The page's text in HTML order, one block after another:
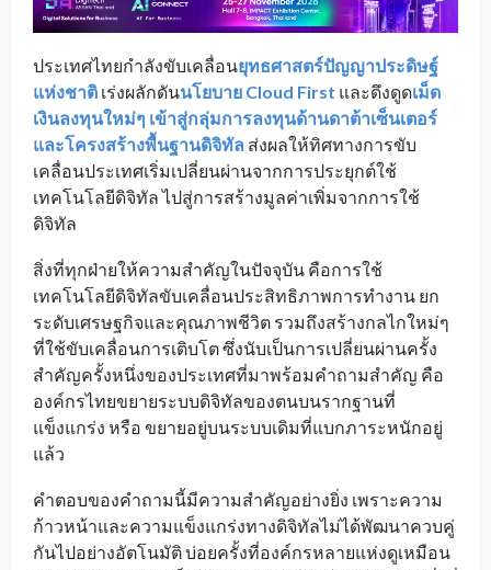
ประเทศไทยกำลังขับเคลื่อนยุทธศาสตร์ปัญญาประดิษฐ์
แห่งชาติ เร่งผลักดันนโยบาย Cloud First และดึงดูดเม็ด
เงินลงทุนใหม่ๆ เข้าสู่กลุ่มการลงทุนด้านดาต้าเซ็นเตอร์
และโครงสร้างพื้นฐานดิจิทัล ส่งผลให้ทิศทางการขับ
เคลื่อนประเทศเริ่มเปลี่ยนผ่านจากการประยุกต์ใช้
เทคโนโลยีดิจิทัล ไปสู่การสร้างมูลค่าเพิ่มจากการใช้
ดิจิทัล
สิ่งที่ทุกฝ่ายให้ความสำคัญในปัจจุบัน คือการใช้
เทคโนโลยีดิจิทัลขับเคลื่อนประสิทธิภาพการทำงาน ยก
ระดับเศรษฐกิจและคุณภาพชีวิต รวมถึงสร้างกลไกใหม่ๆ
ที่ใช้ขับเคลื่อนการเติบโต ซึ่งนับเป็นการเปลี่ยนผ่านครั้ง
สำคัญครั้งหนึ่งของประเทศที่มาพร้อมคำถามสำคัญ คือ
องค์กรไทยขยายระบบดิจิทัลของตนบนรากฐานที่
แข็งแกร่ง หรือ ขยายอยู่บนระบบเดิมที่แบกภาระหนักอยู่
แล้ว
คำตอบของคำถามนี้มีความสำคัญอย่างยิ่ง เพราะความ
ก้าวหน้าและความแข็งแกร่งทางดิจิทัลไม่ได้พัฒนาควบคู่
กันไปอย่างอัตโนมัติ บ่อยครั้งที่องค์กรหลายแห่งดูเหมือน